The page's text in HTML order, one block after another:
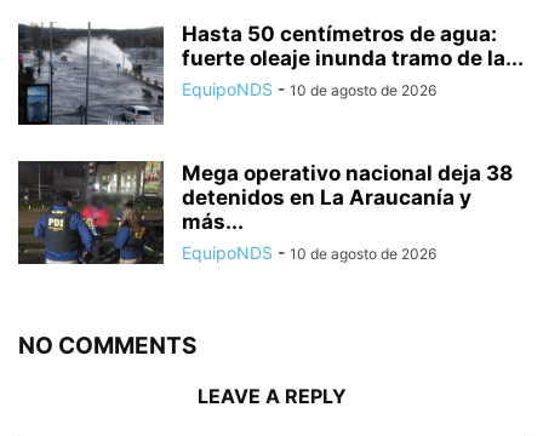
Hasta 50 centímetros de agua:
fuerte oleaje inunda tramo de la...
EquipoNDS - 10 de agosto de 2026
Mega operativo nacional deja 38
detenidos en La Araucanía y
más...
EquipoNDS - 10 de agosto de 2026
NO COMMENTS
LEAVE A REPLY